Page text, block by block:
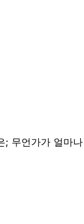
; 무언가가 얼마나